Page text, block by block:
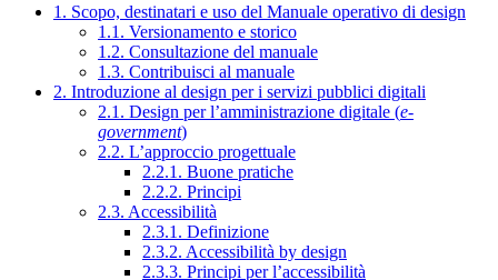
1. Scopo, destinatari e uso del Manuale operativo di design
1.1. Versionamento e storico
1.2. Consultazione del manuale
1.3. Contribuisci al manuale
2. Introduzione al design per i servizi pubblici digitali
2.1. Design per l’amministrazione digitale (e-
government)
2.2. L’approccio progettuale
2.2.1. Buone pratiche
2.2.2. Principi
2.3. Accessibilità
2.3.1. Definizione
2.3.2. Accessibilità by design
2.3.3. Principi per l’accessibilità